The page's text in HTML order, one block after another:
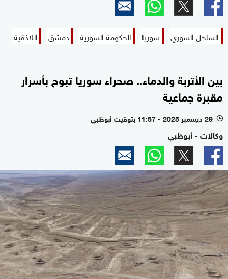
الساحل السوري سوريا الحكومة السورية دمشق اللاذقية
بين الأتربة والدماء.. صحراء سوريا تبوح بأسرار
مقبرة جماعية
l 29 ديسمبر 2025 - 11:57 بتوقيت أبوظبي
وكالات - أبوظبي